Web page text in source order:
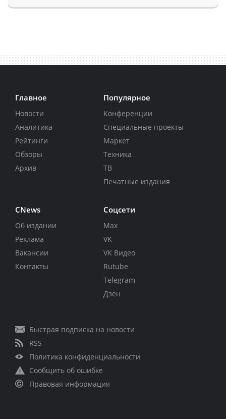
Главное
Новости
Аналитика
Рейтинги
Обзоры
Архив
Популярное
Конференции
Специальные проекты
Маркет
Техника
ТВ
Печатные издания
CNews
Об издании
Реклама
Вакансии
Контакты
Соцсети
Max
VK
VK Видео
Rutube
Telegram
Дзен
Быстрая подписка на новости
RSS
Политика конфиденциальности
Сообщить об ошибке
Правовая информация